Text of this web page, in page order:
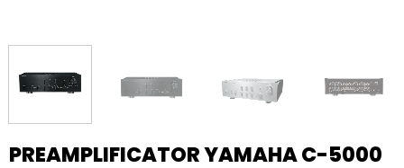
PREAMPLIFICATOR YAMAHA C-5000